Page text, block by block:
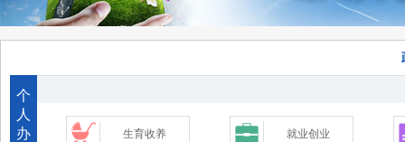
个
人
办
生育收养 就业创业